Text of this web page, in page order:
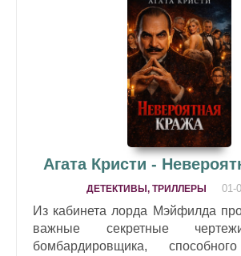
Агата Кристи -
ДЕТЕКТИВЫ, ТРИЛЛЕРЫ 01-
Из кабинета лорда Мэйфилда
важные секретные
бомбардировщика,